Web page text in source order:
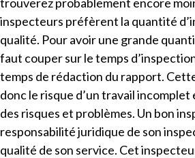
inspecteurs préfèrent la quantité
qualité. Pour avoir une grande
faut couper sur le temps
temps de rédaction du rapport.
donc le risque d’un travail incomplet
des risques et problèmes. Un bon
responsabilité juridique de son
qualité de son service. Cet